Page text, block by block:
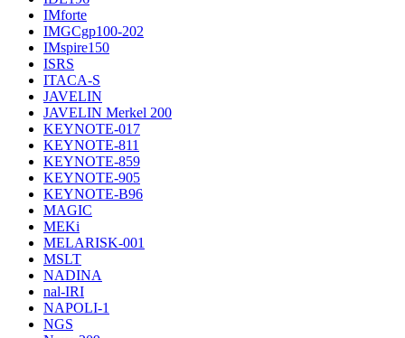
IMforte
IMGCgp100-202
IMspire150
ISRS
ITACA-S
JAVELIN
JAVELIN Merkel 200
KEYNOTE-017
KEYNOTE-811
KEYNOTE-859
KEYNOTE-905
KEYNOTE-B96
MAGIC
MEKi
MELARISK-001
MSLT
NADINA
nal-IRI
NAPOLI-1
NGS